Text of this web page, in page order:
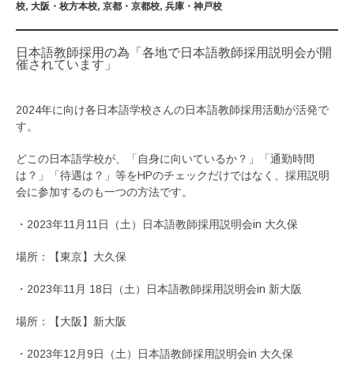
校, 大阪・枚方本校, 京都・京都校, 兵庫・神戸校
日本語教師採用の為「各地で日本語教師採用説明会が開
催されています」
2024年に向け各日本語学校さんの日本語教師採用活動が活発で
す。
どこの日本語学校が、「自身に向いているか？」「通勤時間
は？」「待遇は？」等をHPのチェックだけではなく、採用説明
会に参加するのも一つの方法です。
・2023年11月11日（土）日本語教師採用説明会in 大久保
場所：【東京】大久保
・2023年11月 18日（土）日本語教師採用説明会in 新大阪
場所：【大阪】新大阪
・2023年12月9日（土）日本語教師採用説明会in 大久保